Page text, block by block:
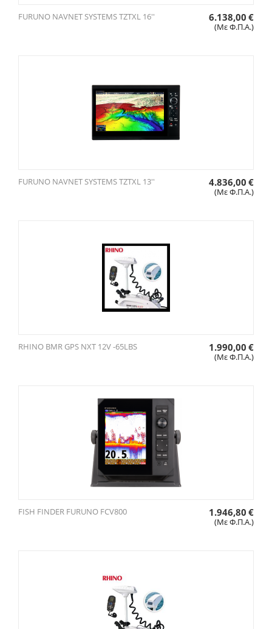
FURUNO NAVNET SYSTEMS TZTXL 16'' 6.138,00 €
(Με Φ.Π.Α.)
FURUNO NAVNET SYSTEMS TZTXL 13'' 4.836,00 €
(Με Φ.Π.Α.)
RHINO BMR GPS NXT 12V -65LBS 1.990,00 €
(Με Φ.Π.Α.)
FISH FINDER FURUNO FCV800 1.946,80 €
(Με Φ.Π.Α.)